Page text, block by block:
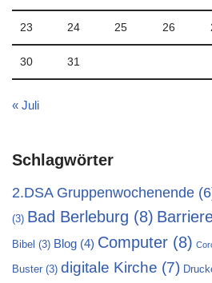
23 24 25 26
30 31
« Juli
Schlagwörter
2.DSA Gruppenwochenende
(3) Bad Berleburg (8)
Bibel (3) Blog (4) Computer (8)
Buster (3) digitale Kirche (7)